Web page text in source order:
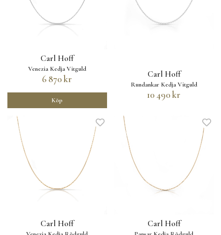
Carl Hoff
Venezia Kedja Vitguld
6 870 kr
Köp
Carl Hoff
Rundankar Kedja Vitguld
10 490 kr
Carl Hoff Carl Hoff